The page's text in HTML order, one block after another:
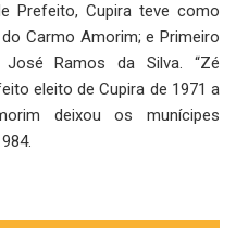
Prefeito, Cupira teve como
Carmo Amorim; e Primeiro
Ramos da Silva. “Zé
eleito de Cupira de 1971 a
deixou os munícipes